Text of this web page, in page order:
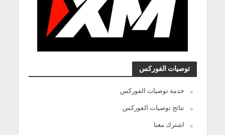
توصيات الفوركس
خدمة توصيات الفوركس
نتائج توصيات الفوركس
اشترك معنا